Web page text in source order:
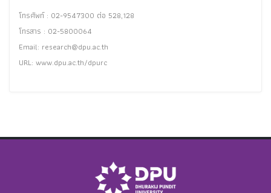
โทรศัพท์ : 02-9547300 ต่อ 528,128
โทรสาร : 02-5800064
Email: research@dpu.ac.th
URL: www.dpu.ac.th/dpurc